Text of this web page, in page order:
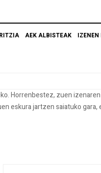
AEK ALBISTEAK
Horrenbestez, zuen
eskura jartzen saiatuko